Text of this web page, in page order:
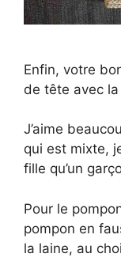
Enfin, votre
de tête avec
J’aime
qui est mixte,
fille qu’un
Pour le
pompon en
la laine, au